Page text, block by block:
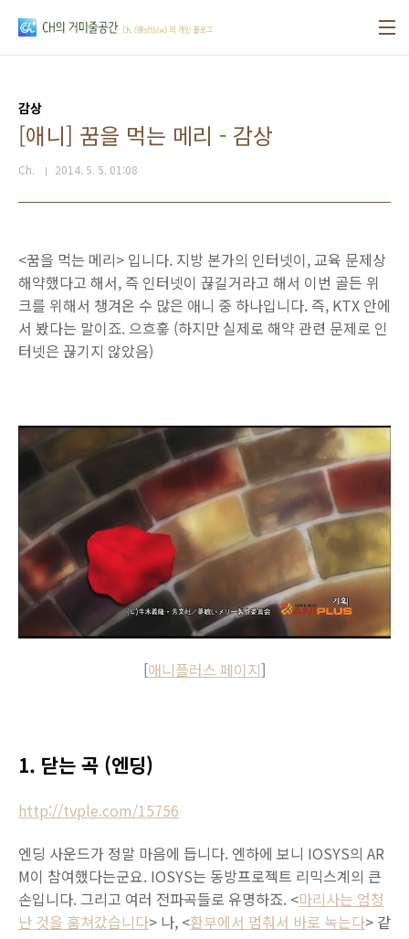
감상
[애니] 꿈을 먹는 메리 - 감상
Ch. 2014. 5. 5. 01:08
<꿈을 먹는 메리> 입니다. 지방 본가의 인터넷이, 교육 문제상
해약했다고 해서, 즉 인터넷이 끊길거라고 해서 이번 골든 위
크를 위해서 챙겨온 수 많은 애니 중 하나입니다. 즉, KTX 안에
서 봤다는 말이죠. 으흐흫 (하지만 실제로 해약 관련 문제로 인
터넷은 끊기지 않았음)
[애니플러스 페이지]
1. 닫는 곡 (엔딩)
http://tvple.com/15756
엔딩 사운드가 정말 마음에 듭니다. 엔하에 보니 IOSYS의 AR
M이 참여했다는군요. IOSYS는 동방프로젝트 리믹스계의 큰
손입니다. 그리고 여러 전파곡들로 유명하죠. <마리사는 엄청
난 것을 훔쳐갔습니다> 나, <환부에서 멈춰서 바로 녹는다> 같